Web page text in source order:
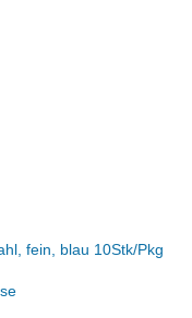
fein, blau 10Stk/Pkg